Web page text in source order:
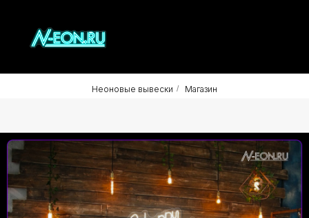
Неоновые вывески / Магазин